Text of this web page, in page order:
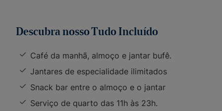
Descubra nosso Tudo Incluído
Café da manhã, almoço e jantar bufê.
Jantares de especialidade ilimitados
Snack bar entre o almoço e o jantar
Serviço de quarto das 11h às 23h.